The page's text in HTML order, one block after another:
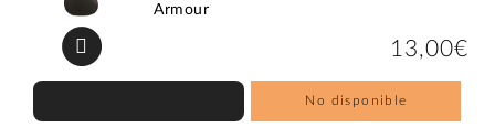
Armour
13,00€
No disponible